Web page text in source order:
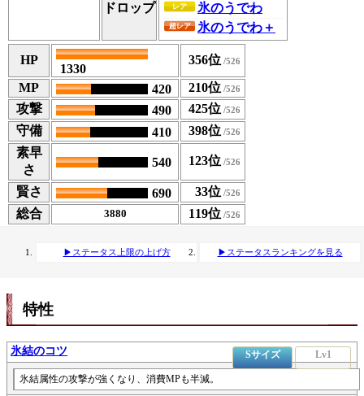
ドロップ レア 氷のうでわ
超レア 氷のうでわ＋
HP
1330
356位
MP
420
210位
攻撃
490
425位
守備
410
398位
素早
さ
540 123位
賢さ 690
33位
総合
3880 119位
▶ステータス上限の上げ方 ▶ステータスランキングを見る
特性
氷結のコツ Sサイズ Lv1
氷結属性の攻撃が強くなり、消費MPも半減。